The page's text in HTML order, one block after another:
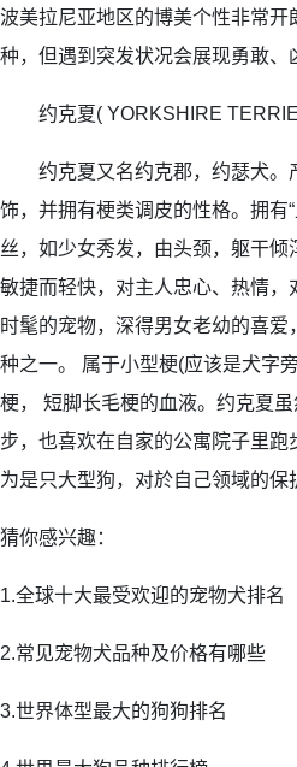
波美拉尼亚地区的博美个性非常
种，但遇到突发状况会展现勇敢、
约克夏( YORKSHIRE
约克夏又名约克郡，约瑟犬。
饰，并拥有梗类调皮的性格。拥有
丝，如少女秀发，由头颈，躯干
敏捷而轻快，对主人忠心、热情
时髦的宠物，深得男女老幼的喜
种之一。 属于小型梗(应该是犬字
梗， 短脚长毛梗的血液。约克夏
步，也喜欢在自家的公寓院子里
为是只大型狗，对於自己领域的保
猜你感兴趣：
1.全球十大最受欢迎的宠物犬排名
2.常见宠物犬品种及价格有哪些
3.世界体型最大的狗狗排名